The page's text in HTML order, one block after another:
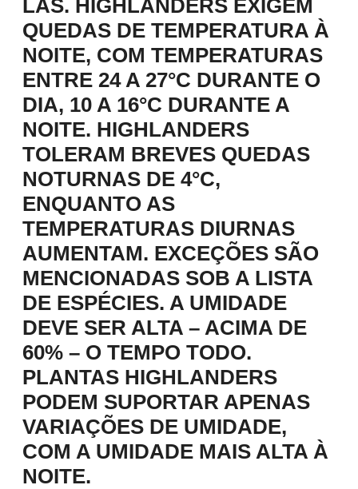
LAS. HIGHLANDERS EXIGEM
QUEDAS DE TEMPERATURA À
NOITE, COM TEMPERATURAS
ENTRE 24 A 27°C DURANTE O
DIA, 10 A 16°C DURANTE A
NOITE. HIGHLANDERS
TOLERAM BREVES QUEDAS
NOTURNAS DE 4°C,
ENQUANTO AS
TEMPERATURAS DIURNAS
AUMENTAM. EXCEÇÕES SÃO
MENCIONADAS SOB A LISTA
DE ESPÉCIES. A UMIDADE
DEVE SER ALTA – ACIMA DE
60% – O TEMPO TODO.
PLANTAS HIGHLANDERS
PODEM SUPORTAR APENAS
VARIAÇÕES DE UMIDADE,
COM A UMIDADE MAIS ALTA À
NOITE.